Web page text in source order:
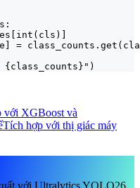
=
với XGBoost và
Tích hợp với thị giác máy